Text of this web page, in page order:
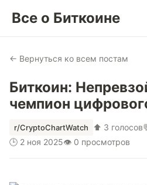
Все о Биткоине
← Вернуться ко всем постам
Биткоин:
чемпион
r/CryptoChartWatch ⬆ 3 голосов
🕒 2 ноя 2025👁 0 просмотров